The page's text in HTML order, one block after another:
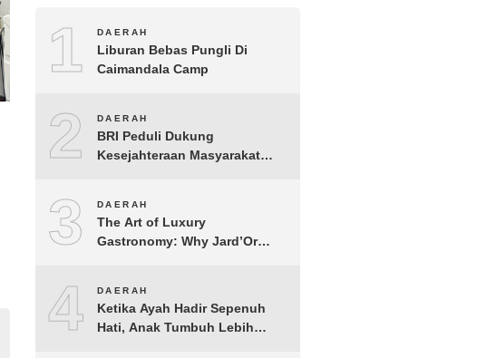
1 DAERAH
Liburan Bebas Pungli Di
Caimandala Camp
2 DAERAH
BRI Peduli Dukung
Kesejahteraan Masyarakat
3 DAERAH
The Art of Luxury
Gastronomy: Why Jard’Or
4 DAERAH
Ketika Ayah Hadir Sepenuh
Hati, Anak Tumbuh Lebih